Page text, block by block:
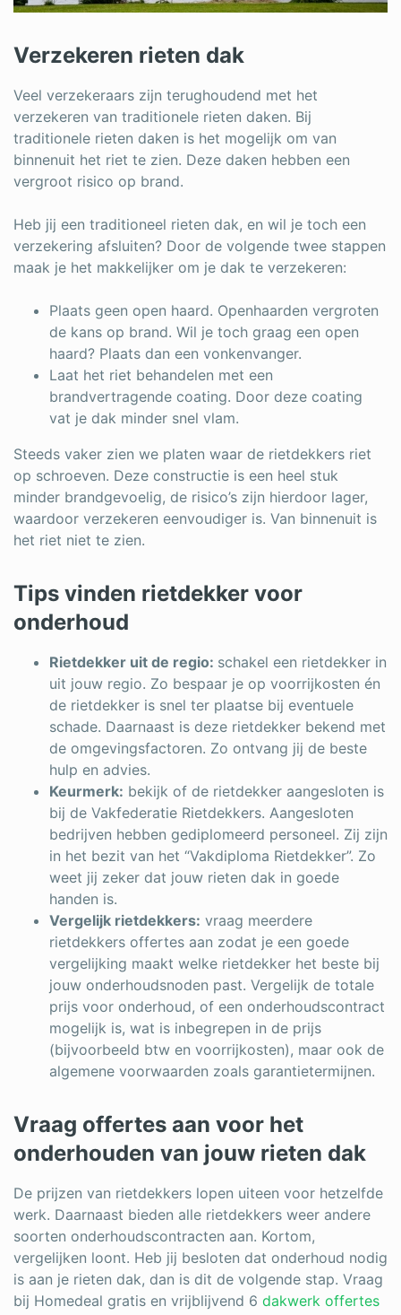
Verzekeren rieten dak
Veel verzekeraars zijn terughoudend met het
verzekeren van traditionele rieten daken. Bij
traditionele rieten daken is het mogelijk om van
binnenuit het riet te zien. Deze daken hebben een
vergroot risico op brand.
Heb jij een traditioneel rieten dak, en wil je toch een
verzekering afsluiten? Door de volgende twee stappen
maak je het makkelijker om je dak te verzekeren:
Plaats geen open haard. Openhaarden vergroten
de kans op brand. Wil je toch graag een open
haard? Plaats dan een vonkenvanger.
Laat het riet behandelen met een
brandvertragende coating. Door deze coating
vat je dak minder snel vlam.
Steeds vaker zien we platen waar de rietdekkers riet
op schroeven. Deze constructie is een heel stuk
minder brandgevoelig, de risico’s zijn hierdoor lager,
waardoor verzekeren eenvoudiger is. Van binnenuit is
het riet niet te zien.
Tips vinden rietdekker voor
onderhoud
Rietdekker uit de regio: schakel een rietdekker in
uit jouw regio. Zo bespaar je op voorrijkosten én
de rietdekker is snel ter plaatse bij eventuele
schade. Daarnaast is deze rietdekker bekend met
de omgevingsfactoren. Zo ontvang jij de beste
hulp en advies.
Keurmerk: bekijk of de rietdekker aangesloten is
bij de Vakfederatie Rietdekkers. Aangesloten
bedrijven hebben gediplomeerd personeel. Zij zijn
in het bezit van het “Vakdiploma Rietdekker”. Zo
weet jij zeker dat jouw rieten dak in goede
handen is.
Vergelijk rietdekkers: vraag meerdere
rietdekkers offertes aan zodat je een goede
vergelijking maakt welke rietdekker het beste bij
jouw onderhoudsnoden past. Vergelijk de totale
prijs voor onderhoud, of een onderhoudscontract
mogelijk is, wat is inbegrepen in de prijs
(bijvoorbeeld btw en voorrijkosten), maar ook de
algemene voorwaarden zoals garantietermijnen.
Vraag offertes aan voor het
onderhouden van jouw rieten dak
De prijzen van rietdekkers lopen uiteen voor hetzelfde
werk. Daarnaast bieden alle rietdekkers weer andere
soorten onderhoudscontracten aan. Kortom,
vergelijken loont. Heb jij besloten dat onderhoud nodig
is aan je rieten dak, dan is dit de volgende stap. Vraag
bij Homedeal gratis en vrijblijvend 6 dakwerk offertes